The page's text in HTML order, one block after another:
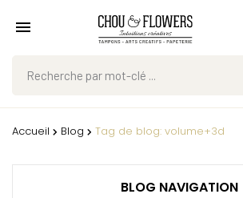
Accueil Blog Tag de blog: volume+3d
BLOG NAVIGATION